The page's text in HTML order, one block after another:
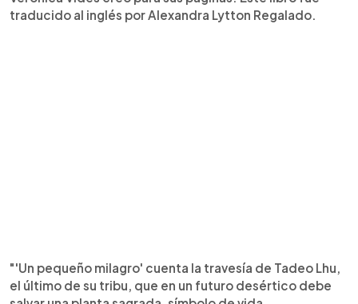
traducido al inglés por Alexandra Lytton Regalado.
"'Un pequeño milagro' cuenta la travesía de Tadeo Lhu,
el último de su tribu, que en un futuro desértico debe